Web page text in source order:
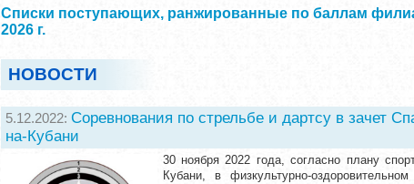
Списки поступающих, ранжированные по баллам
2026 г.
НОВОСТИ
5.12.2022: Соревнования по стрельбе и дартсу в зачет
на-Кубани
30 ноября 2022 года, согласно плану
Кубани, в физкультурно-